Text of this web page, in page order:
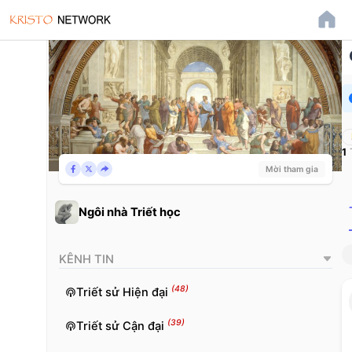
Mời tham gia
Ngôi nhà Triết học
KÊNH TIN
Triết sử Hiện đại (48)
Triết sử Cận đại (39)
1